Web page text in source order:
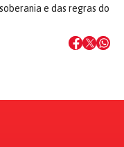
e das regras do